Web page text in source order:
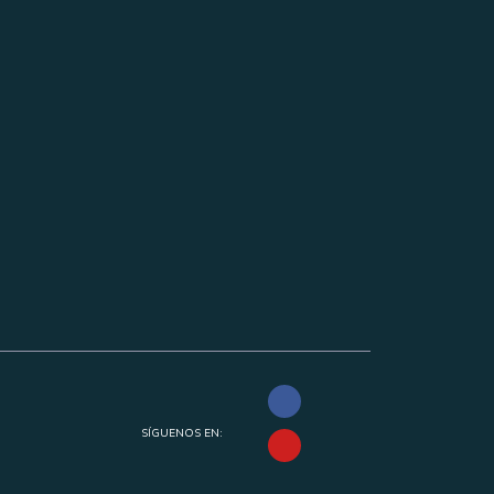
SÍGUENOS EN: